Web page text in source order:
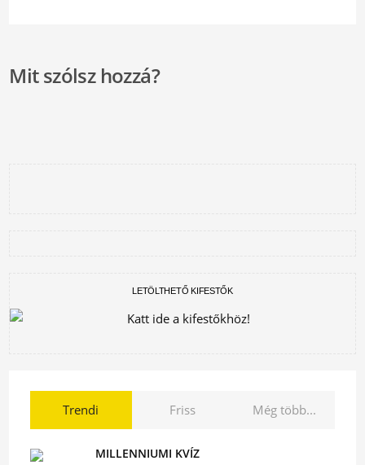
Mit szólsz hozzá?
LETÖLTHETŐ KIFESTŐK
Trendi Friss Még több...
MILLENNIUMI KVÍZ